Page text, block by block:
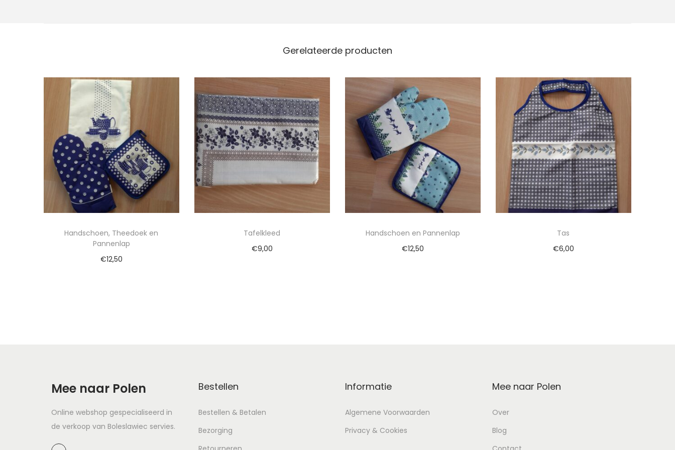
Gerelateerde producten
Handschoen, Theedoek en
Pannenlap
€12,50
Tafelkleed
€9,00
Handschoen en Pannenlap
€12,50
Tas
€6,00
Mee naar Polen
Online webshop gespecialiseerd in
de verkoop van Boleslawiec servies.
Bestellen
Bestellen & Betalen
Bezorging
Informatie
Algemene Voorwaarden
Privacy & Cookies
Mee naar Polen
Over
Blog